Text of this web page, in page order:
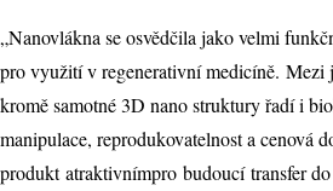
„Nanovlákna se osvědčila jako velmi
pro využití v regenerativní medicíně. Mezi
kromě samotné 3D nano struktury řadí i
manipulace, reprodukovatelnost a cenová
produkt atraktivnímpro budoucí transfer